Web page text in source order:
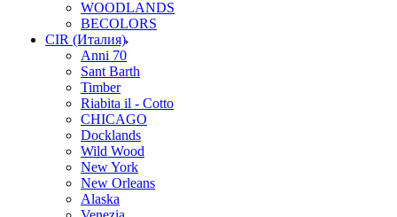
WOODLANDS
BECOLORS
CIR (Италия)
Anni 70
Sant Barth
Timber
Riabita il - Cotto
CHICAGO
Docklands
Wild Wood
New York
New Orleans
Alaska